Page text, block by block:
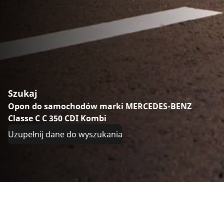
Szukaj
Opon do samochodów marki MERCEDES-BENZ
Classe C C 350 CDI Kombi
Uzupełnij dane do wyszukania